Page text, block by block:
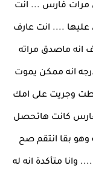
مرات فارس ... انت
.... انت عارف
انه ماصدق مراته
انه ممكن يموت
وجريت على امك
كانت هاتحصل
وهو بقا انتقم صح
متأكدة انه له